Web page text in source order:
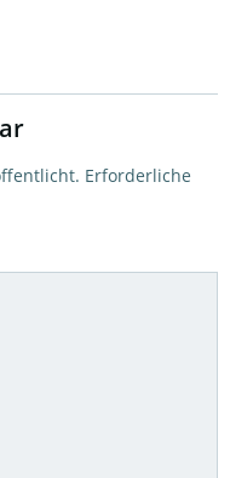
Erforderliche